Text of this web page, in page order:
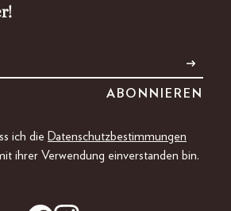
ich die Datenschutzbestimmungen
ihrer Verwendung einverstanden bin.